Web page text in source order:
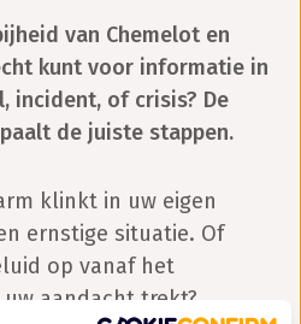
van Chemelot en
kunt voor informatie in
incident, of crisis? De
de juiste stappen.
klinkt in uw eigen
ernstige situatie. Of
op vanaf het
aandacht trekt?